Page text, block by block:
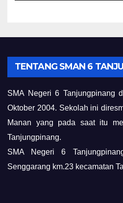
TENTANG SMAN 6
SMA Negeri 6 Tanjungpinang
Oktober 2004. Sekolah ini
Manan yang pada saat itu
Tanjungpinang.
SMA Negeri 6
Senggarang km.23 kecamatan